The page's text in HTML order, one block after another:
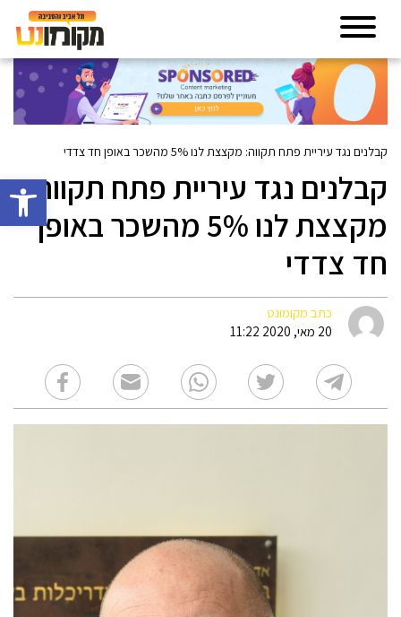
פתח
קבלנים נגד עיריית פתח תקווה: מקצצת לנו 5% מהשכר באופן חד צדדי
קבלנים נגד עיריית פתח תקווה:
מקצצת לנו 5% מהשכר באופן
חד צדדי
כתב מקומונט
20 מאי, 2020 11:22